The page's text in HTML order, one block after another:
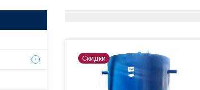
Скидки